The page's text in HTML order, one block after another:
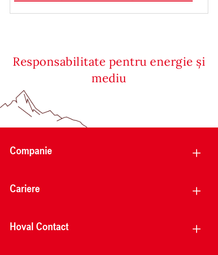
Responsabilitate pentru energie și
mediu
Companie
Cariere
Hoval Contact